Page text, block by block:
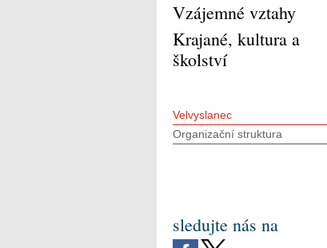
Vzájemné vztahy
Krajané, kultura a
školství
Velvyslanec
Organizační struktura
sledujte nás na